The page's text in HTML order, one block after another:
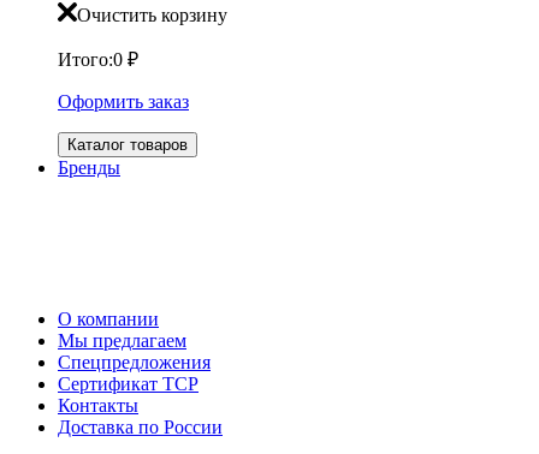
Очистить корзину
Итого:0 ₽
Оформить заказ
Каталог товаров
Бренды
О компании
Мы предлагаем
Спецпредложения
Сертификат ТСР
Контакты
Доставка по России